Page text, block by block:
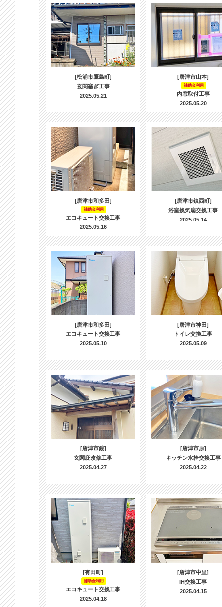
[松浦市鷹島町]
玄関塞ぎ工事
2025.05.21
[唐津市山本]
補助金利用
内窓取付工事
2025.05.20
[唐津市和多田]
補助金利用
エコキュート交換工事
2025.05.16
[唐津市鎮西町]
浴室換気扇交換工事
2025.05.14
[唐津市和多田]
エコキュート交換工事
2025.05.10
[唐津市神田]
トイレ交換工事
2025.05.09
[唐津市鏡]
玄関庇改修工事
2025.04.27
[唐津市原]
キッチン水栓交換工事
2025.04.22
[有田町]
補助金利用
エコキュート交換工事
2025.04.18
[唐津市中里]
IH交換工事
2025.04.15